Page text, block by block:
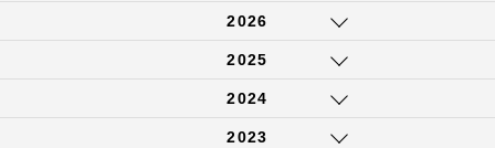
2026
2025
2024
2023